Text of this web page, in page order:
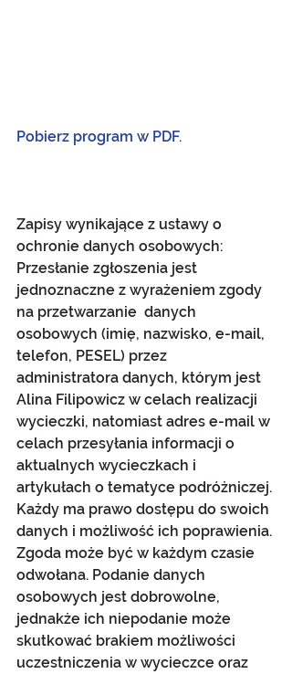
Pobierz program w PDF.
Zapisy wynikające z ustawy o
ochronie danych osobowych:
Przesłanie zgłoszenia jest
jednoznaczne z wyrażeniem zgody
na przetwarzanie  danych
osobowych (imię, nazwisko, e-mail,
telefon, PESEL) przez
administratora danych, którym jest
Alina Filipowicz w celach realizacji
wycieczki, natomiast adres e-mail w
celach przesyłania informacji o
aktualnych wycieczkach i
artykułach o tematyce podróżniczej.
Każdy ma prawo dostępu do swoich
danych i możliwość ich poprawienia.
Zgoda może być w każdym czasie
odwołana. Podanie danych
osobowych jest dobrowolne,
jednakże ich niepodanie może
skutkować brakiem możliwości
uczestniczenia w wycieczce oraz